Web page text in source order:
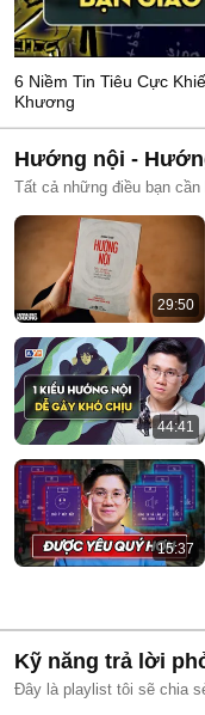
6 Niềm Tin Tiêu Cực
Khương
Hướng nội -
Tất cả những điều bạn
29:50
44:41
15:37
Kỹ năng trả lời
Đây là playlist tôi sẽ chia